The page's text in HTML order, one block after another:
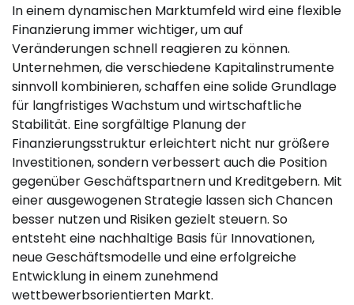
In einem dynamischen Marktumfeld wird eine flexible
Finanzierung immer wichtiger, um auf
Veränderungen schnell reagieren zu können.
Unternehmen, die verschiedene Kapitalinstrumente
sinnvoll kombinieren, schaffen eine solide Grundlage
für langfristiges Wachstum und wirtschaftliche
Stabilität. Eine sorgfältige Planung der
Finanzierungsstruktur erleichtert nicht nur größere
Investitionen, sondern verbessert auch die Position
gegenüber Geschäftspartnern und Kreditgebern. Mit
einer ausgewogenen Strategie lassen sich Chancen
besser nutzen und Risiken gezielt steuern. So
entsteht eine nachhaltige Basis für Innovationen,
neue Geschäftsmodelle und eine erfolgreiche
Entwicklung in einem zunehmend
wettbewerbsorientierten Markt.